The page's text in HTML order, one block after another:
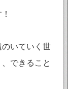
のいていく世
できること